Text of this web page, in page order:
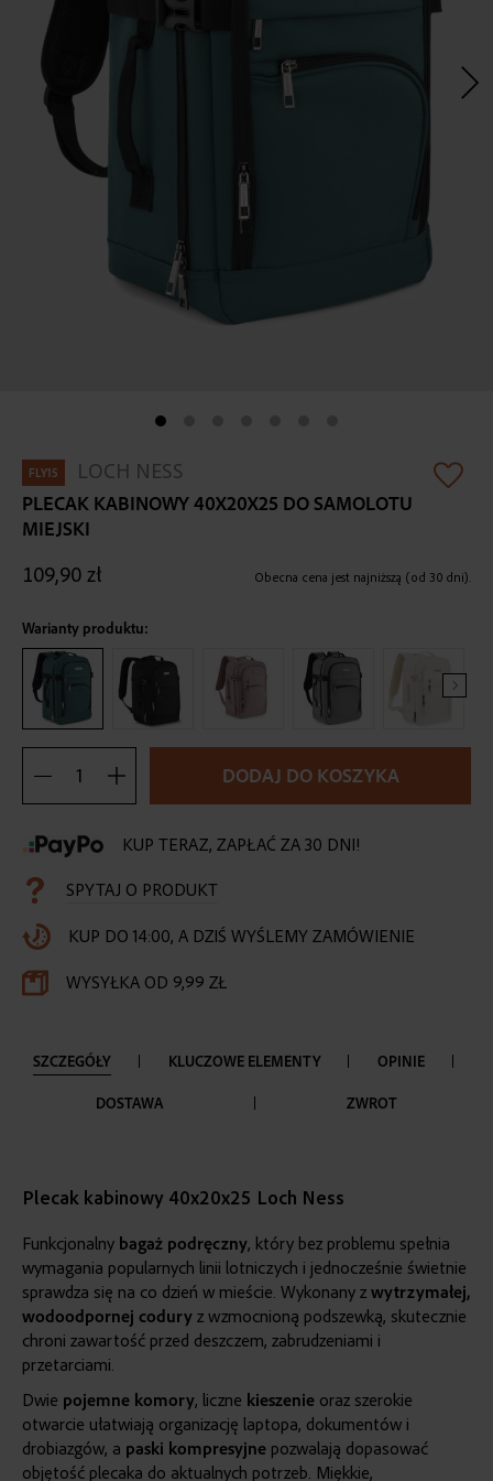
Skip
beginning
images
FLY15 LOCH NESS
PLECAK KABINOWY 40X20X25 DO SAMOLOTU
MIEJSKI
Obecna cena jest najniższą (od 30 dni).
109,90 zł
Warianty produktu:
DODAJ DO KOSZYKA
KUP TERAZ, ZAPŁAĆ ZA 30 DNI!
SPYTAJ O PRODUKT
KUP DO 14:00, A DZIŚ WYŚLEMY ZAMÓWIENIE
WYSYŁKA OD 9,99 ZŁ
SZCZEGÓŁY KLUCZOWE ELEMENTY OPINIE
DOSTAWA ZWROT
Plecak kabinowy 40x20x25 Loch Ness
Funkcjonalny bagaż podręczny, który bez problemu spełnia
wymagania popularnych linii lotniczych i jednocześnie świetnie
sprawdza się na co dzień w mieście. Wykonany z wytrzymałej,
wodoodpornej codury z wzmocnioną podszewką, skutecznie
chroni zawartość przed deszczem, zabrudzeniami i
przetarciami.
Dwie pojemne komory, liczne kieszenie oraz szerokie
otwarcie ułatwiają organizację laptopa, dokumentów i
drobiazgów, a paski kompresyjne pozwalają dopasować
objętość plecaka do aktualnych potrzeb. Miękkie,